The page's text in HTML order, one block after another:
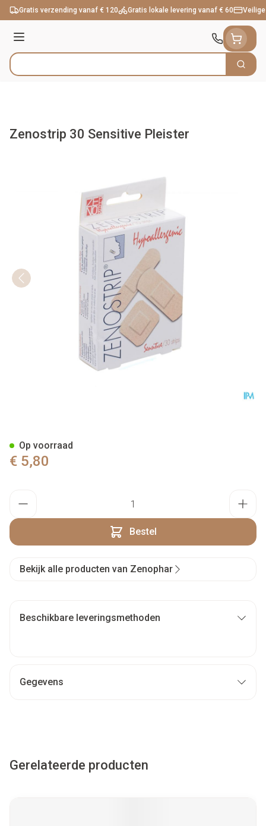
Ga naar de inhoud
Gratis verzending vanaf € 120 Gratis lokale levering vanaf € 60
Menu
Product, merk, categorie... Zoek
Zenostrip 30 Sensitive Pleister
€ 5,80
Bestel
Op voorraad
Bekijk alle producten van Zenophar
Beschikbare leveringsmethoden
Gegevens
Gerelateerde producten